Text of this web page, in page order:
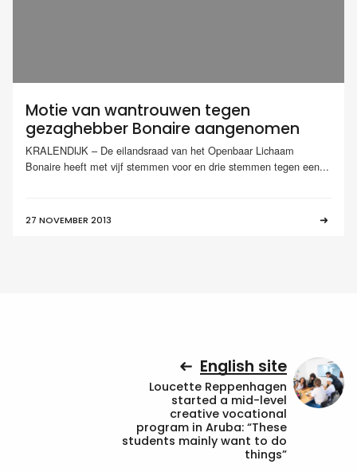
Motie van wantrouwen tegen
gezaghebber Bonaire aangenomen
KRALENDIJK – De eilandsraad van het Openbaar Lichaam
Bonaire heeft met vijf stemmen voor en drie stemmen tegen een...
27 NOVEMBER 2013
English site
Loucette Reppenhagen
started a mid-level
creative vocational
program in Aruba: “These
students mainly want to do
things”